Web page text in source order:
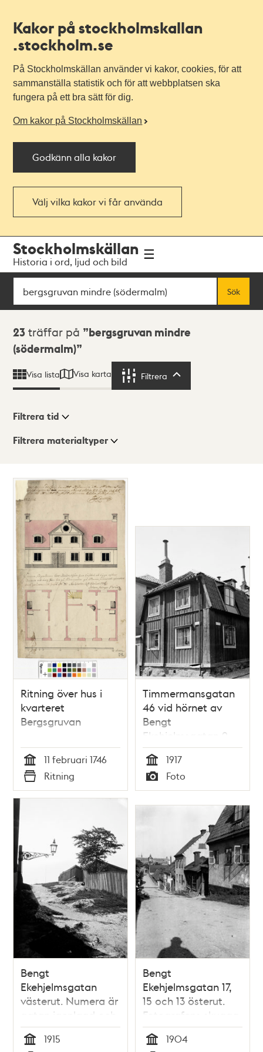
Kakor på stockholmskallan
.stockholm.se
På Stockholmskällan använder vi kakor, cookies, för att
sammanställa statistik och för att webbplatsen ska
fungera på ett bra sätt för dig.
Om kakor på Stockholmskällan
Godkänn alla kakor
Välj vilka kakor vi får använda
navigationen
huvudinnehållet
Stockholmskällan
Historia i ord, ljud och bild
Sök
Sök
Sökresultat
23 träffar på
bergsgruvan mindre
(södermalm)
Visa lista Visa karta Filtrera
Visningsläge
Lista
Karta
Filtrera tid
Filtrera materialtyper
träffar
Ritning över hus i
kvarteret
Bergsgruvan
Tid
11 februari 1746
Typ
Ritning
Timmermansgatan
46 vid hörnet av
Bengt
Ekehjelmsgatan 9
(t.h.). Då kv.
Bergsgruvan
Mindre, nu kv.
Postbonden
Tid
1917
Typ
Foto
Bengt
Ekehjelmsgatan
västerut. Numera är
gatan igenlagd och
uppgår i parken
Bergsgruvan
1915
Bengt
Ekehjelmsgatan 17,
15 och 13 österut.
Fotografens skugga
ses i bildens nedre
kant. Då kv.
1904